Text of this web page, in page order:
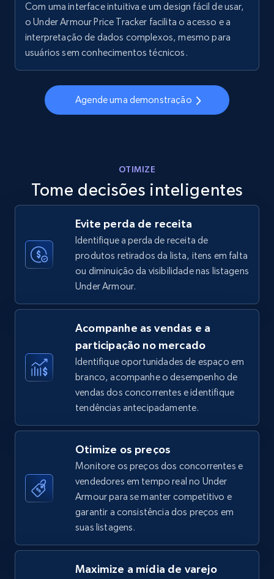
Walmart - products - Collects products by
specific keywords
URL, Final price, Sku, Currency, Gtin,
Specifications, Image urls, Top reviews, and
using sku numbers
URL, Final price, Sku, Currency, Gtin,
Specifications, Image urls, Top reviews, and
5.6K+ 876+ Comece agora
TikTok Shop
URL, Title, Available, Description, Currency, Initial
price, Final price, Discount percent, and more.
5.4K+ 668+ Comece agora
TikTok Shop - category
URL, Title, Available, Description, Currency, Initial
price, Final price, Discount percent, and more.
Com uma interface intuitiva e um design fácil de usar,
o Under Armour Price Tracker facilita o acesso e a
interpretação de dados complexos, mesmo para
usuários sem conhecimentos técnicos.
Agende uma demonstração
OTIMIZE
Tome decisões inteligentes
Evite perda de receita
Identifique a perda de receita de
produtos retirados da lista, itens em falta
ou diminuição da visibilidade nas listagens
Under Armour.
Acompanhe as vendas e a
participação no mercado
Identifique oportunidades de espaço em
branco, acompanhe o desempenho de
vendas dos concorrentes e identifique
tendências antecipadamente.
Otimize os preços
Monitore os preços dos concorrentes e
vendedores em tempo real no Under
Armour para se manter competitivo e
garantir a consistência dos preços em
suas listagens.
Maximize a mídia de varejo